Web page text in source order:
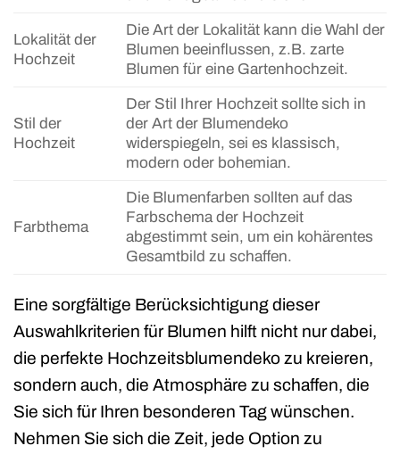
Lokalität der
Hochzeit
Die Art der Lokalität kann die Wahl der
Blumen beeinflussen, z.B. zarte
Blumen für eine Gartenhochzeit.
Stil der
Hochzeit
Der Stil Ihrer Hochzeit sollte sich in
der Art der Blumendeko
widerspiegeln, sei es klassisch,
modern oder bohemian.
Farbthema
Die Blumenfarben sollten auf das
Farbschema der Hochzeit
abgestimmt sein, um ein kohärentes
Gesamtbild zu schaffen.
Eine sorgfältige Berücksichtigung dieser
Auswahlkriterien für Blumen hilft nicht nur dabei,
die perfekte Hochzeitsblumendeko zu kreieren,
sondern auch, die Atmosphäre zu schaffen, die
Sie sich für Ihren besonderen Tag wünschen.
Nehmen Sie sich die Zeit, jede Option zu